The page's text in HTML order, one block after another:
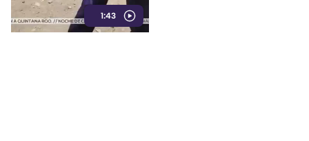
1:43